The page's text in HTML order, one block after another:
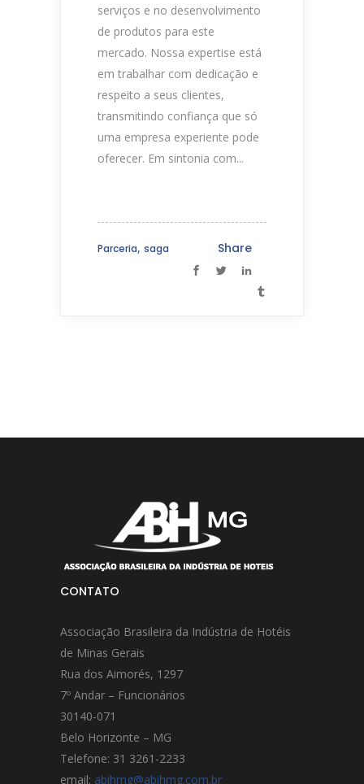
serviços e no desenvolvimento
de produtos para este
mercado. Nossa expertise está
em trabalhar com dedicação e
respeito a seus clientes,
transmitindo confiança que só
uma empresa experiente pode
oferecer. Em sintonia com...
Parceria, saga Share
CONTATO
Associação Brasileira da Indústria de Hotéis
de Minas Gerais
Rua dos Aimorés, 1297
7º Andar – Funcionários
30140-071
Belo Horizonte – MG
Telefone: 31 3261-2233
email: abihmg@abihmg.com.br